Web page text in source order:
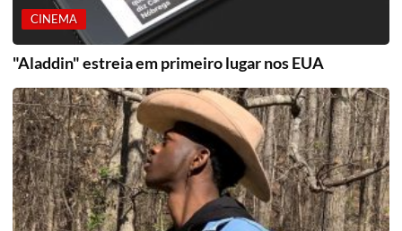
CINEMA
"Aladdin" estreia em primeiro lugar nos EUA